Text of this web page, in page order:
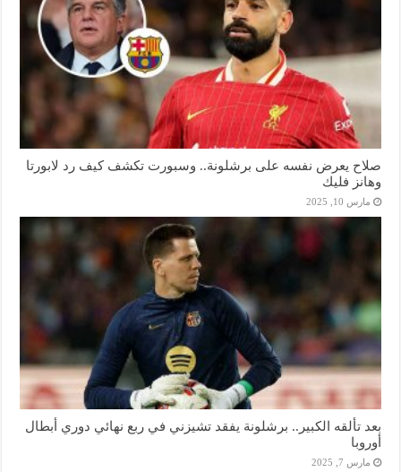
صلاح يعرض نفسه على برشلونة.. وسبورت تكشف كيف رد لابورتا
وهانز فليك
مارس 10, 2025
بعد تألقه الكبير.. برشلونة يفقد تشيزني في ربع نهائي دوري أبطال
أوروبا
مارس 7, 2025